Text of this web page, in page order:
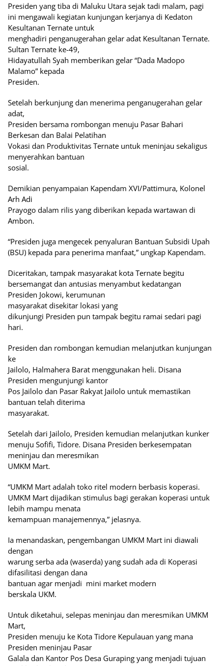
Presiden yang tiba di Maluku Utara sejak tadi malam, pagi
ini mengawali kegiatan kunjungan kerjanya di Kedaton
Kesultanan Ternate untuk
menghadiri penganugerahan gelar adat Kesultanan Ternate.
Sultan Ternate ke-49,
Hidayatullah Syah memberikan gelar “Dada Madopo
Malamo” kepada
Presiden.
Setelah berkunjung dan menerima penganugerahan gelar
adat,
Presiden bersama rombongan menuju Pasar Bahari
Berkesan dan Balai Pelatihan
Vokasi dan Produktivitas Ternate untuk meninjau sekaligus
menyerahkan bantuan
sosial.
Demikian penyampaian Kapendam XVI/Pattimura, Kolonel
Arh Adi
Prayogo dalam rilis yang diberikan kepada wartawan di
Ambon.
“Presiden juga mengecek penyaluran Bantuan Subsidi Upah
(BSU) kepada para penerima manfaat,” ungkap Kapendam.
Diceritakan, tampak masyarakat kota Ternate begitu
bersemangat dan antusias menyambut kedatangan
Presiden Jokowi, kerumunan
masyarakat disekitar lokasi yang
dikunjungi Presiden pun tampak begitu ramai sedari pagi
hari.
Presiden dan rombongan kemudian melanjutkan kunjungan
ke
Jailolo, Halmahera Barat menggunakan heli. Disana
Presiden mengunjungi kantor
Pos Jailolo dan Pasar Rakyat Jailolo untuk memastikan
bantuan telah diterima
masyarakat.
Setelah dari Jailolo, Presiden kemudian melanjutkan kunker
menuju Sofifi, Tidore. Disana Presiden berkesempatan
meninjau dan meresmikan
UMKM Mart.
“UMKM Mart adalah toko ritel modern berbasis koperasi.
UMKM Mart dijadikan stimulus bagi gerakan koperasi untuk
lebih mampu menata
kemampuan manajemennya,” jelasnya.
Ia menandaskan, pengembangan UMKM Mart ini diawali
dengan
warung serba ada (waserda) yang sudah ada di Koperasi
difasilitasi dengan dana
bantuan agar menjadi mini market modern
berskala UKM.
Untuk diketahui, selepas meninjau dan meresmikan UMKM
Mart,
Presiden menuju ke Kota Tidore Kepulauan yang mana
Presiden meninjau Pasar
Galala dan Kantor Pos Desa Guraping yang menjadi tujuan